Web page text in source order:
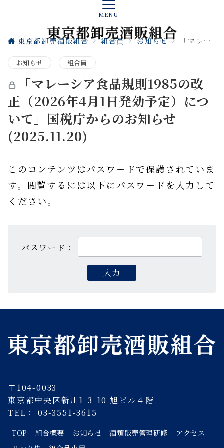
MENU
東京都卸売酒販組合 組合員 お知らせ 「マレーシア食品規則1985の改正（2026年4月1日発効予定）について」国税庁からのお知らせ(2025.11.20)
お知らせ 組合員
「マレーシア食品規則1985の改
正（2026年4月1日発効予定）につ
いて」国税庁からのお知らせ
(2025.11.20)
このコンテンツはパスワードで保護されていま
す。閲覧するには以下にパスワードを入力して
ください。
パスワード：
〒104-0033
東京都中央区新川1-3-10 旭ビル４階
TEL： 03-3551-3615
TOP 組合概要 お知らせ 酒類販売管理研修
アクセス